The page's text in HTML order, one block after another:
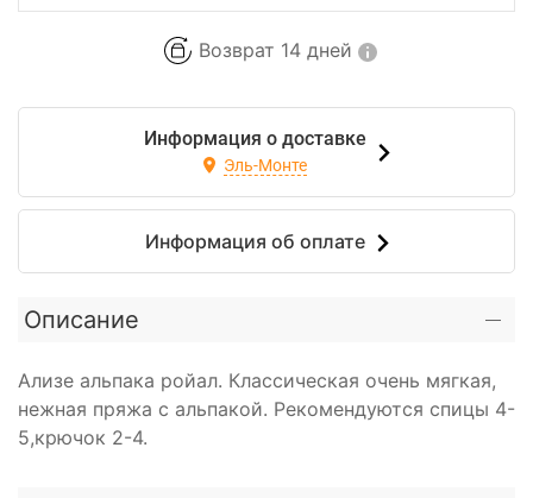
Возврат 14 дней
Информация о доставке
Эль-Монте
Информация об оплате
Описание
Ализе альпака ройал. Классическая очень мягкая,
нежная пряжа с альпакой. Рекомендуются спицы 4-
5,крючок 2-4.